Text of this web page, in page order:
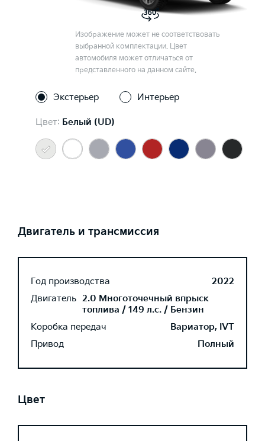
Изображение может не соответствовать
выбранной комплектации. Цвет
автомобиля может отличаться от
представленного на данном сайте.
Экстерьер Интерьер
Цвет: Белый (UD)
Двигатель и трансмиссия
Год производства
2022
Двигатель 2.0 Многоточечный впрыск
топлива / 149 л.с. / Бензин
Коробка передач
Вариатор, IVT
Привод
Полный
Цвет